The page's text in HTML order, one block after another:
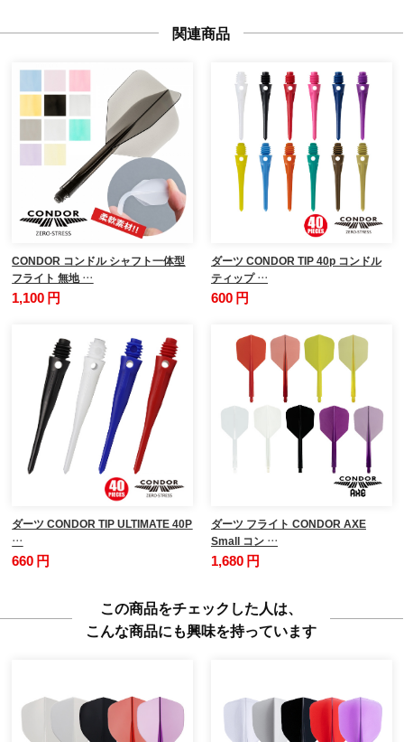
関連商品
CONDOR コンドル シャフト一体型
フライト 無地 …
1,100 円
ダーツ CONDOR TIP 40p コンドル
ティップ …
600 円
ダーツ CONDOR TIP ULTIMATE 40P
…
660 円
ダーツ フライト CONDOR AXE
Small コン …
1,680 円
この商品をチェックした人は、
こんな商品にも興味を持っています